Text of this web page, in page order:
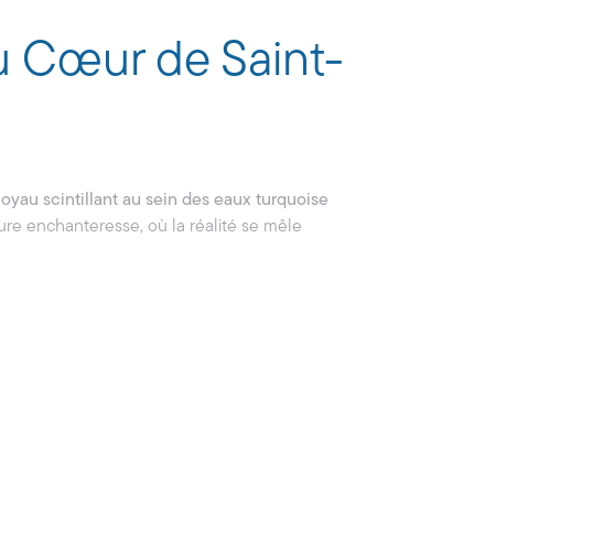
Cœur de Saint-
scintillant au sein des eaux turquoise
enchanteresse, où la réalité se mêle